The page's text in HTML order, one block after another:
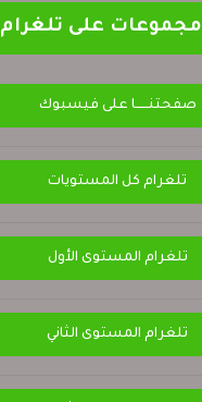
مجموعات على تلغرام
صفحتنــــــا على فيسبوك
تلغرام كل المستويات
تلغرام المستوى الأول
تلغرام المستوى الثاني